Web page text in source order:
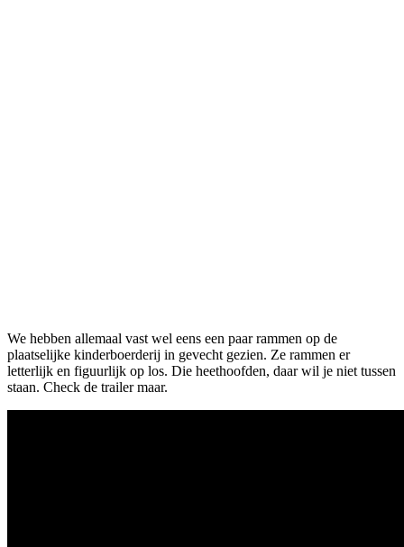
We hebben allemaal vast wel eens een paar rammen op de
plaatselijke kinderboerderij in gevecht gezien. Ze rammen er
letterlijk en figuurlijk op los. Die heethoofden, daar wil je niet tussen
staan. Check de trailer maar.